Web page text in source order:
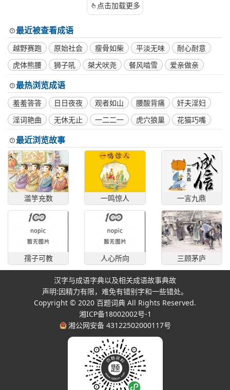
点击加载更多
最近被查看成语
越野赛跑 原始社会 瘦骨如柴 平淡无味
耐心耐意
虎体熊腰
狮子吼 桀犬吠尧 餐风啮雪 爱亲做亲
最热浏览成语
羞羞答答 日日夜夜 观者如山 腰酸背痛
奸夫淫妇
淫词艳曲
无休无止 一二二一 虎穴狼巢 花猫巧嘴
最近浏览故事
滥竽充数 一鸣惊人 一言九鼎
孺子可教 人心所向 三顾茅庐
汉字与成语字典以及相关成语故事典故
声明:因精力有限，难免有错别字和一些错处。
Copyright © 2020 百题词典 All Rights Reserved.
湘ICP备18002002号-1
湘公网安备 43122502000117号